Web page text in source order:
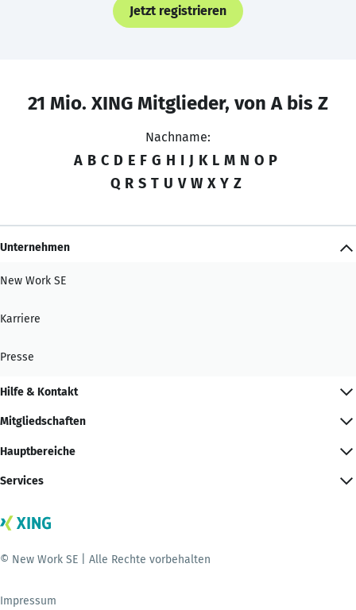
Jetzt registrieren
21 Mio. XING Mitglieder, von A bis Z
Nachname:
A B C D E F G H I J K L M N O P
Q R S T U V W X Y Z
Unternehmen
New Work SE
Karriere
Presse
Hilfe & Kontakt
Mitgliedschaften
Hauptbereiche
Services
© New Work SE | Alle Rechte vorbehalten
Impressum